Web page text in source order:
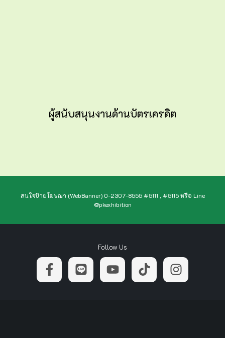
ผู้สนับสนุนงานด้านบัตรเครดิต
สนใจป้ายโฆษณา (WebBanner) 0-2307-8555 #5111 , #5115 หรือ Line
@pkexhibition
Follow Us